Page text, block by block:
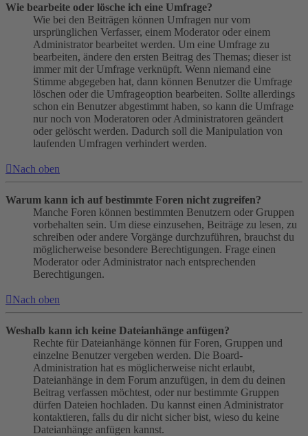
Wie bearbeite oder lösche ich eine Umfrage?
Wie bei den Beiträgen können Umfragen nur vom
ursprünglichen Verfasser, einem Moderator oder einem
Administrator bearbeitet werden. Um eine Umfrage zu
bearbeiten, ändere den ersten Beitrag des Themas; dieser ist
immer mit der Umfrage verknüpft. Wenn niemand eine
Stimme abgegeben hat, dann können Benutzer die Umfrage
löschen oder die Umfrageoption bearbeiten. Sollte allerdings
schon ein Benutzer abgestimmt haben, so kann die Umfrage
nur noch von Moderatoren oder Administratoren geändert
oder gelöscht werden. Dadurch soll die Manipulation von
laufenden Umfragen verhindert werden.
Nach oben
Warum kann ich auf bestimmte Foren nicht zugreifen?
Manche Foren können bestimmten Benutzern oder Gruppen
vorbehalten sein. Um diese einzusehen, Beiträge zu lesen, zu
schreiben oder andere Vorgänge durchzuführen, brauchst du
möglicherweise besondere Berechtigungen. Frage einen
Moderator oder Administrator nach entsprechenden
Berechtigungen.
Nach oben
Weshalb kann ich keine Dateianhänge anfügen?
Rechte für Dateianhänge können für Foren, Gruppen und
einzelne Benutzer vergeben werden. Die Board-
Administration hat es möglicherweise nicht erlaubt,
Dateianhänge in dem Forum anzufügen, in dem du deinen
Beitrag verfassen möchtest, oder nur bestimmte Gruppen
dürfen Dateien hochladen. Du kannst einen Administrator
kontaktieren, falls du dir nicht sicher bist, wieso du keine
Dateianhänge anfügen kannst.